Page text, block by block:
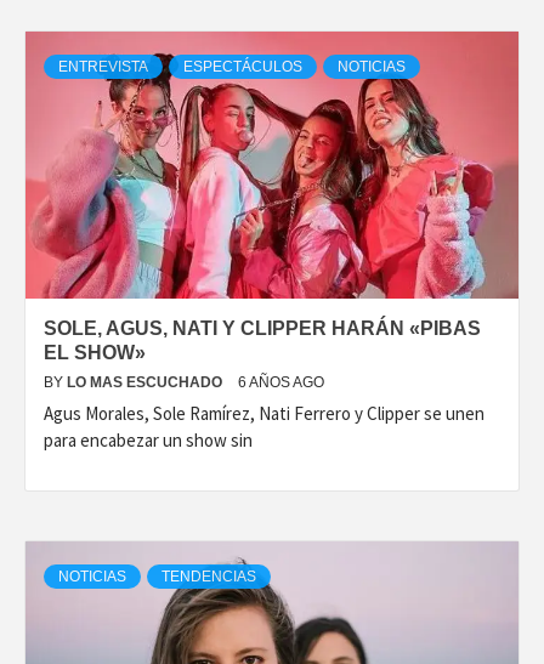
ENTREVISTA ESPECTÁCULOS NOTICIAS
SOLE, AGUS, NATI Y CLIPPER HARÁN «PIBAS
EL SHOW»
BY LO MAS ESCUCHADO 6 AÑOS AGO
Agus Morales, Sole Ramírez, Nati Ferrero y Clipper se unen
para encabezar un show sin
NOTICIAS TENDENCIAS